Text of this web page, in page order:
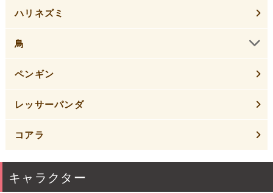
ハリネズミ
鳥
ペンギン
レッサーパンダ
コアラ
キャラクター